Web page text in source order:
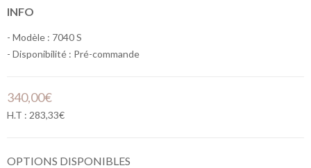
INFO
- Modèle : 7040 S
- Disponibilité : Pré-commande
340,00€
H.T : 283,33€
OPTIONS DISPONIBLES